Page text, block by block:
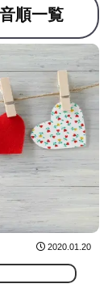
順一覧
2020.01.20